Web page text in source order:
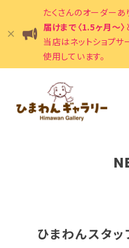
たくさんのオーダー
届けまで〈1.5ヶ月〜〉
当店はネットショプサ
使用しています。
ひまわんスタッ